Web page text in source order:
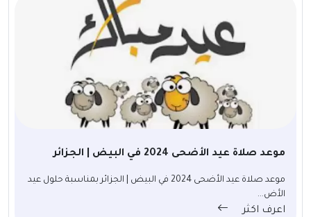
موعد صلاة عيد الأضحى 2024 في البيض | الجزائر
موعد صلاة عيد الأضحى 2024 في البيض | الجزائر بمناسبة حلول عيد
الأض...
اعرف اكثر